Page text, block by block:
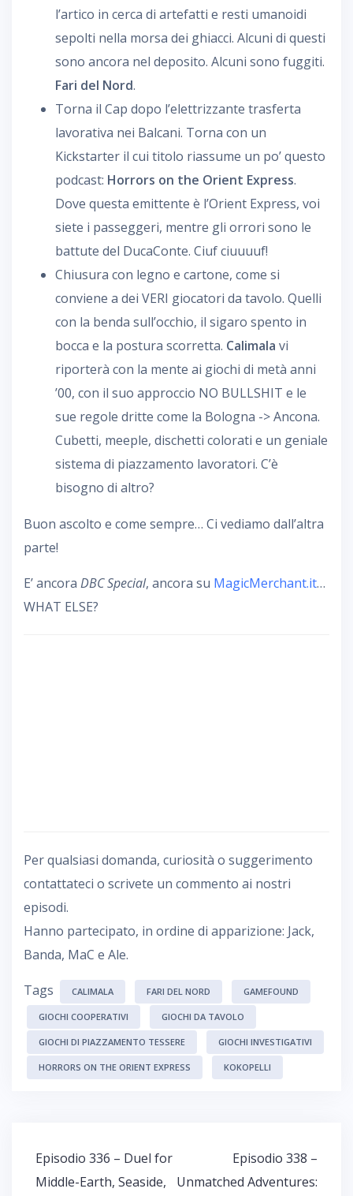
l’artico in cerca di artefatti e resti umanoidi
sepolti nella morsa dei ghiacci. Alcuni di questi
sono ancora nel deposito. Alcuni sono fuggiti.
Fari del Nord.
Torna il Cap dopo l’elettrizzante trasferta
lavorativa nei Balcani. Torna con un
Kickstarter il cui titolo riassume un po’ questo
podcast: Horrors on the Orient Express.
Dove questa emittente è l’Orient Express, voi
siete i passeggeri, mentre gli orrori sono le
battute del DucaConte. Ciuf ciuuuuf!
Chiusura con legno e cartone, come si
conviene a dei VERI giocatori da tavolo. Quelli
con la benda sull’occhio, il sigaro spento in
bocca e la postura scorretta. Calimala vi
riporterà con la mente ai giochi di metà anni
’00, con il suo approccio NO BULLSHIT e le
sue regole dritte come la Bologna -> Ancona.
Cubetti, meeple, dischetti colorati e un geniale
sistema di piazzamento lavoratori. C’è
bisogno di altro?
Buon ascolto e come sempre… Ci vediamo dall’altra
parte!
E’ ancora DBC Special, ancora su MagicMerchant.it…
WHAT ELSE?
Per qualsiasi domanda, curiosità o suggerimento
contattateci o scrivete un commento ai nostri
episodi.
Hanno partecipato, in ordine di apparizione: Jack,
Banda, MaC e Ale.
Tags CALIMALA FARI DEL NORD GAMEFOUND
GIOCHI COOPERATIVI GIOCHI DA TAVOLO
GIOCHI DI PIAZZAMENTO TESSERE GIOCHI INVESTIGATIVI
HORRORS ON THE ORIENT EXPRESS KOKOPELLI
Navigazione
articoli
Episodio 336 – Duel for
Middle-Earth, Seaside,
Episodio 338 –
Unmatched Adventures: